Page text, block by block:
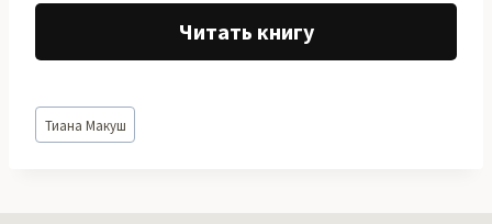
Читать книгу
Метки
записи:
Тиана Макуш